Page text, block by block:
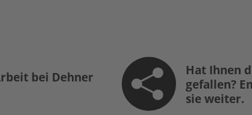
bei Dehner
Hat Ihnen
gefallen?
sie weiter.